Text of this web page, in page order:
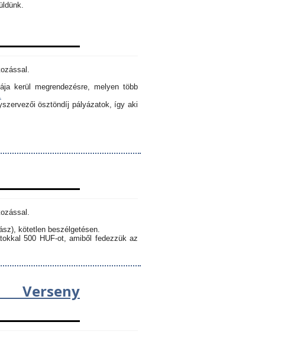
kerül megrendezésre, melyen több
ösztöndíj pályázatok, így aki
kötetlen beszélgetésen.
500 HUF-ot, amiből fedezzük az
Verseny